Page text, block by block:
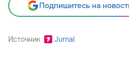
Подпишитесь на
Источник Jurnal